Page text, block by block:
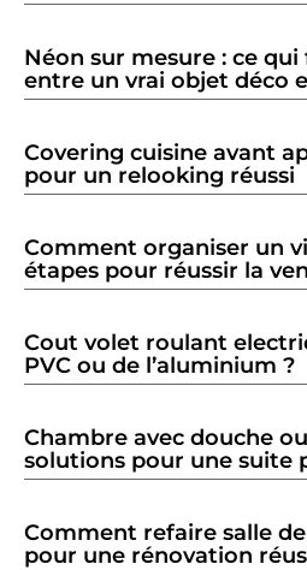
Néon sur mesure : ce
entre un vrai objet déco
Covering cuisine avant
pour un relooking réussi
Comment organiser un
étapes pour réussir la
Cout volet roulant
PVC ou de l’aluminium ?
Chambre avec douche
solutions pour une suite
Comment refaire salle
pour une rénovation